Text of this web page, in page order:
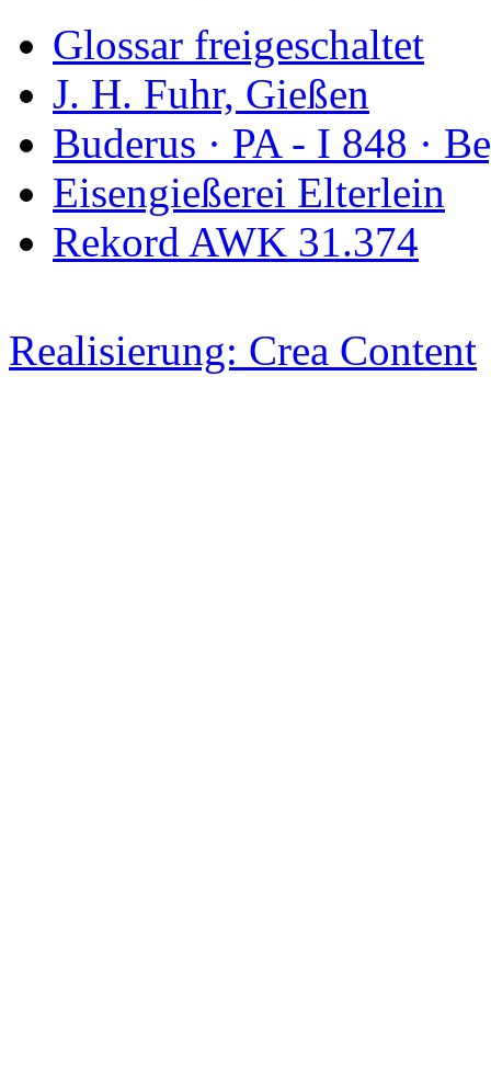
Glossar freigeschaltet
J. H. Fuhr, Gießen
Buderus · PA - I 848 ·
Eisengießerei Elterlein
Rekord AWK 31.374
Realisierung: Crea Content